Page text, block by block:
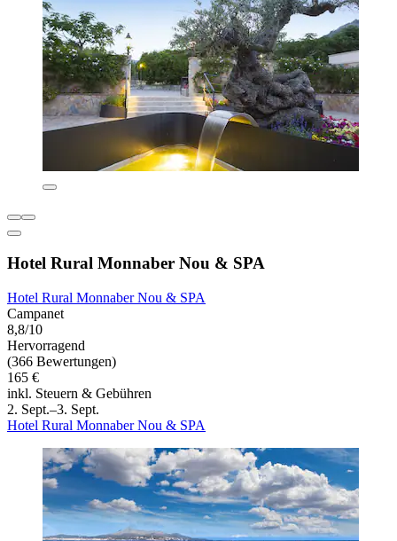
Hotel Rural Monnaber Nou & SPA
Hotel Rural Monnaber Nou & SPA
Campanet
8,8/10
Hervorragend
(366 Bewertungen)
165 €
inkl. Steuern & Gebühren
2. Sept.–3. Sept.
Hotel Rural Monnaber Nou & SPA